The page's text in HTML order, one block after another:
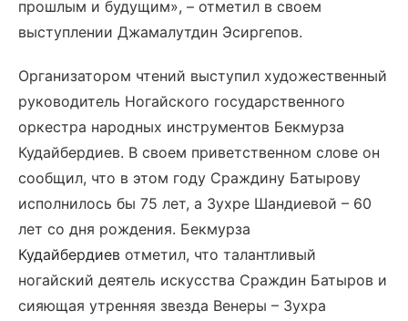
прошлым и будущим», – отметил в своем
выступлении Джамалутдин Эсиргепов.
Организатором чтений выступил художественный
руководитель Ногайского государственного
оркестра народных инструментов Бекмурза
Кудайбердиев. В своем приветственном слове он
сообщил, что в этом году Сраждину Батырову
исполнилось бы 75 лет, а Зухре Шандиевой – 60
лет со дня рождения. Бекмурза
Кудайбердиев отметил, что талантливый
ногайский деятель искусства Сраждин Батыров и
сияющая утренняя звезда Венеры – Зухра